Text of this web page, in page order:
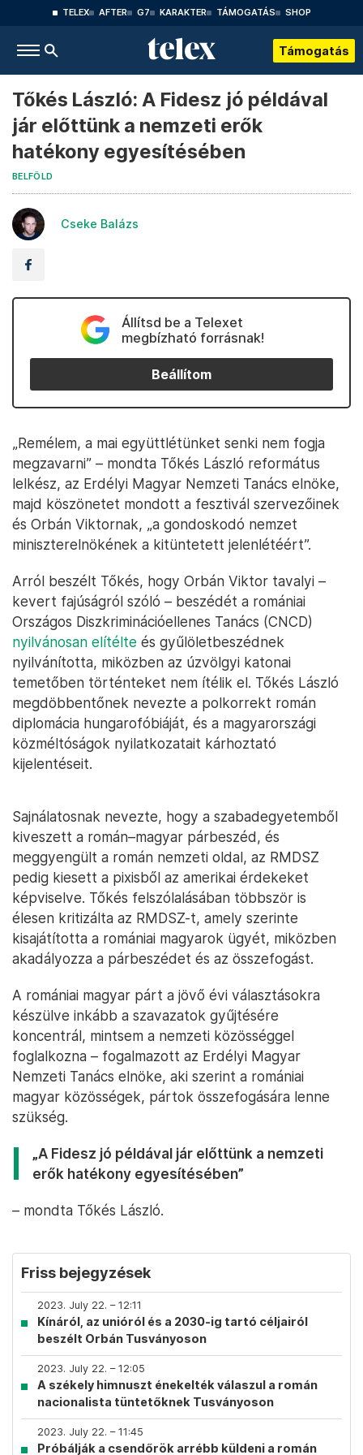
TELEX AFTER G7 KARAKTER TÁMOGATÁS SHOP
Támogatás
Tőkés László: A Fidesz jó példával
jár előttünk a nemzeti erők
hatékony egyesítésében
BELFÖLD
Cseke Balázs
Állítsd be a Telexet
megbízható forrásnak!
Beállítom
„Remélem, a mai együttlétünket senki nem fogja
megzavarni” – mondta Tőkés László református
lelkész, az Erdélyi Magyar Nemzeti Tanács elnöke,
majd köszönetet mondott a fesztivál szervezőinek
és Orbán Viktornak, „a gondoskodó nemzet
miniszterelnökének a kitüntetett jelenlétéért”.
Arról beszélt Tőkés, hogy Orbán Viktor tavalyi –
kevert fajúságról szóló – beszédét a romániai
Országos Diszkriminációellenes Tanács (CNCD)
nyilvánosan elítélte és gyűlöletbeszédnek
nyilvánította, miközben az úzvölgyi katonai
temetőben történteket nem ítélik el. Tőkés László
megdöbbentőnek nevezte a polkorrekt román
diplomácia hungarofóbiáját, és a magyarországi
közméltóságok nyilatkozatait kárhoztató
kijelentéseit.
Sajnálatosnak nevezte, hogy a szabadegyetemből
kiveszett a román–magyar párbeszéd, és
meggyengült a román nemzeti oldal, az RMDSZ
pedig kiesett a pixisből az amerikai érdekeket
képviselve. Tőkés felszólalásában többször is
élesen kritizálta az RMDSZ-t, amely szerinte
kisajátította a romániai magyarok ügyét, miközben
akadályozza a párbeszédet és az összefogást.
A romániai magyar párt a jövő évi választásokra
készülve inkább a szavazatok gyűjtésére
koncentrál, mintsem a nemzeti közösséggel
foglalkozna – fogalmazott az Erdélyi Magyar
Nemzeti Tanács elnöke, aki szerint a romániai
magyar közösségek, pártok összefogására lenne
szükség.
„A Fidesz jó példával jár előttünk a nemzeti
erők hatékony egyesítésében”
– mondta Tőkés László.
Friss bejegyzések
2023. July 22. – 12:11
Kínáról, az unióról és a 2030-ig tartó céljairól
beszélt Orbán Tusványoson
2023. July 22. – 12:05
A székely himnuszt énekelték válaszul a román
nacionalista tüntetőknek Tusványoson
2023. July 22. – 11:45
Próbálják a csendőrök arrébb küldeni a román